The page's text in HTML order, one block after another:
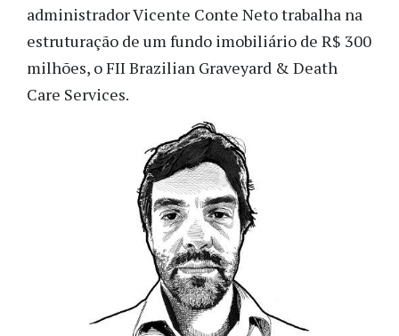
administrador Vicente Conte Neto trabalha na
estruturação de um fundo imobiliário de R$ 300
milhões, o FII Brazilian Graveyard & Death
Care Services.